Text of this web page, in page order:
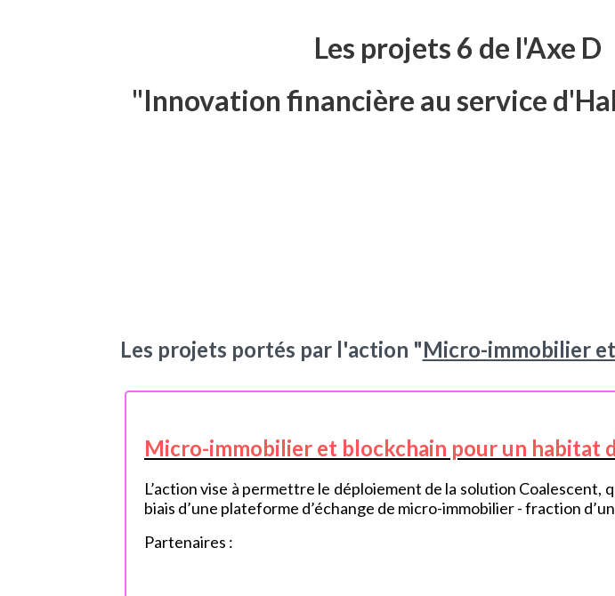
Les projets 6 de l'Axe D
"Innovation financière au service
Les projets portés par l'action "Micro-immobilier
Micro-immobilier et blockchain pour un habitat
L’action vise à permettre le déploiement de la solution Coalescent,
biais d’une plateforme d’échange de micro-immobilier - fraction
Partenaires :